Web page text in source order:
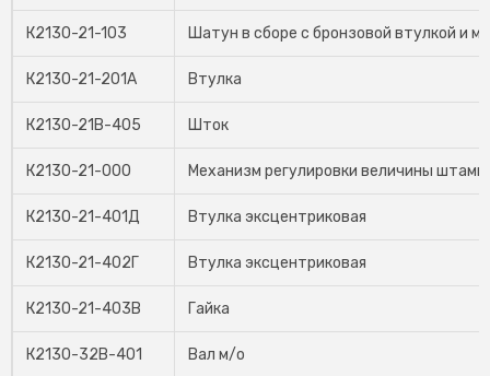
К2130-21-103 Шатун в сборе с бронзовой втулкой и
К2130-21-201А Втулка
К2130-21В-405 Шток
К2130-21-000 Механизм регулировки величины
К2130-21-401Д Втулка эксцентриковая
К2130-21-402Г Втулка эксцентриковая
К2130-21-403В Гайка
К2130-32В-401 Вал м/о